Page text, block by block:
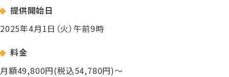
提供開始日
2025年4月1日（火）午前9時
料金
月額49,800円(税込54,780円)〜